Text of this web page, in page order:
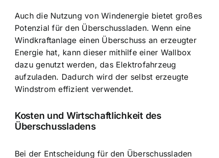
Auch die Nutzung von Windenergie bietet großes
Potenzial für den Überschussladen. Wenn eine
Windkraftanlage einen Überschuss an erzeugter
Energie hat, kann dieser mithilfe einer Wallbox
dazu genutzt werden, das Elektrofahrzeug
aufzuladen. Dadurch wird der selbst erzeugte
Windstrom effizient verwendet.
Kosten und Wirtschaftlichkeit des
Überschussladens
Bei der Entscheidung für den Überschussladen